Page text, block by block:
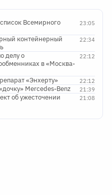
23:05
Всемирного
22:34
контейнерный
22:12
делу о
в «Москва-
22:12
«Энхерту»
21:39
Mercedes-Benz
21:08
об ужесточении